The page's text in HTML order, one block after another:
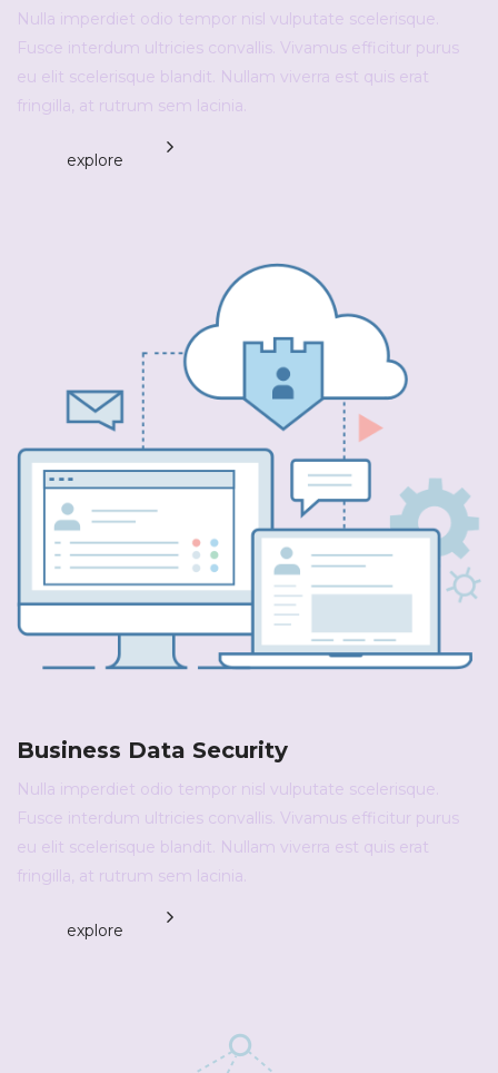
Nulla imperdiet odio tempor nisl vulputate scelerisque.
Fusce interdum ultricies convallis. Vivamus efficitur purus
eu elit scelerisque blandit. Nullam viverra est quis erat
fringilla, at rutrum sem lacinia.
explore
Business Data Security
Nulla imperdiet odio tempor nisl vulputate scelerisque.
Fusce interdum ultricies convallis. Vivamus efficitur purus
eu elit scelerisque blandit. Nullam viverra est quis erat
fringilla, at rutrum sem lacinia.
explore